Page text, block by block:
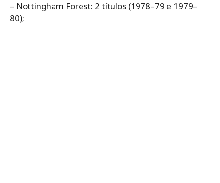
– Nottingham Forest: 2 títulos (1978–79 e 1979–
80);